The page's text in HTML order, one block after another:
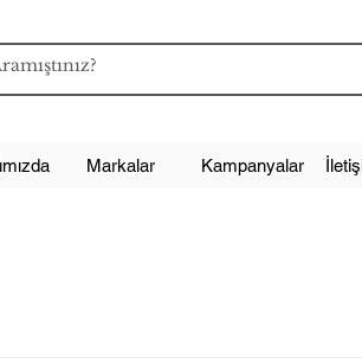
Markalar Kampanyalar